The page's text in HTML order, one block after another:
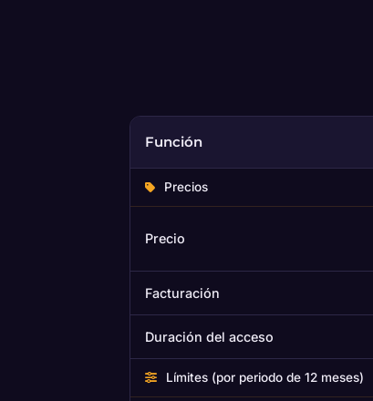
Función
Precios
Precio
Facturación
Duración del acceso
Límites (por periodo de 12 meses)